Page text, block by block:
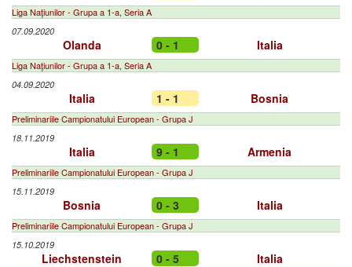
Liga Naţiunilor - Grupa a 1-a, Seria A
07.09.2020
Olanda 0 - 1 Italia
Liga Naţiunilor - Grupa a 1-a, Seria A
04.09.2020
Italia 1 - 1 Bosnia
Preliminariile Campionatului European - Grupa J
18.11.2019
Italia 9 - 1 Armenia
Preliminariile Campionatului European - Grupa J
15.11.2019
Bosnia 0 - 3 Italia
Preliminariile Campionatului European - Grupa J
15.10.2019
Liechstenstein 0 - 5 Italia